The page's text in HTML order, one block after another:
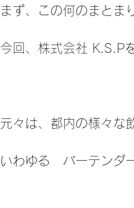
まず、この何のまとま
今回、株式会社 K.S.P
元々は、都内の様々な
いわゆる　バーテンダ